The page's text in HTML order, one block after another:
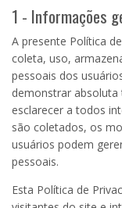
1 - Informações
A presente Política
coleta, uso,
pessoais dos
demonstrar
esclarecer a todos
são coletados, os
usuários podem
pessoais.
Esta Política de